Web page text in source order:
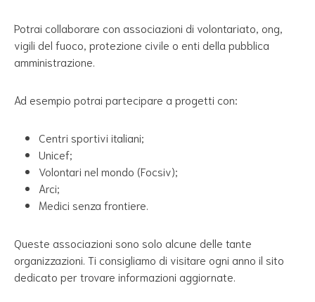
Potrai collaborare con associazioni di volontariato, ong,
vigili del fuoco, protezione civile o enti della pubblica
amministrazione.
Ad esempio potrai partecipare a progetti con:
Centri sportivi italiani;
Unicef;
Volontari nel mondo (Focsiv);
Arci;
Medici senza frontiere.
Queste associazioni sono solo alcune delle tante
organizzazioni. Ti consigliamo di visitare ogni anno il sito
dedicato per trovare informazioni aggiornate.